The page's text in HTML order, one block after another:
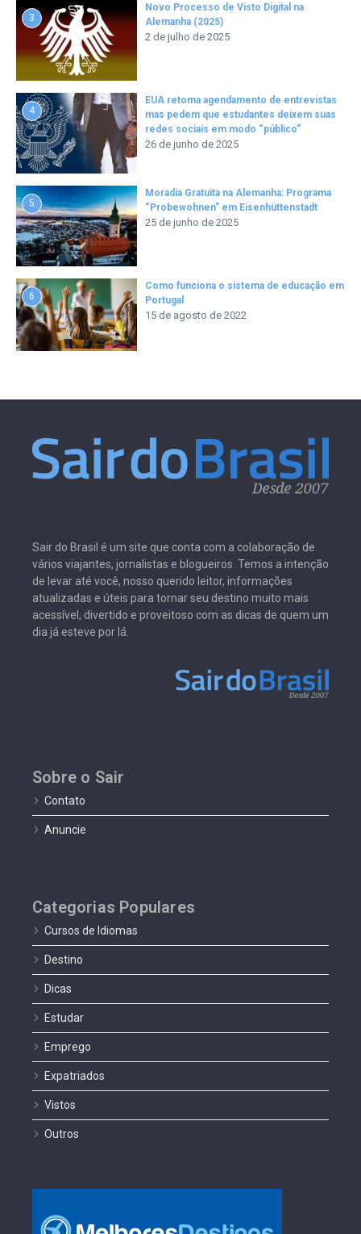
3
Novo Processo de Visto Digital na
Alemanha (2025)
2 de julho de 2025
4
EUA retoma agendamento de entrevistas
mas pedem que estudantes deixem suas
redes sociais em modo “público”
26 de junho de 2025
5
Moradia Gratuita na Alemanha: Programa
“Probewohnen” em Eisenhüttenstadt
25 de junho de 2025
6
Como funciona o sistema de educação em
Portugal
15 de agosto de 2022
Sair do Brasil é um site que conta com a colaboração de
vários viajantes, jornalistas e blogueiros. Temos a intenção
de levar até você, nosso querido leitor, informações
atualizadas e úteis para tornar seu destino muito mais
acessível, divertido e proveitoso com as dicas de quem um
dia já esteve por lá.
Sobre o Sair
Contato
Anuncie
Categorias Populares
Cursos de Idiomas
Destino
Dicas
Estudar
Emprego
Expatriados
Vistos
Outros